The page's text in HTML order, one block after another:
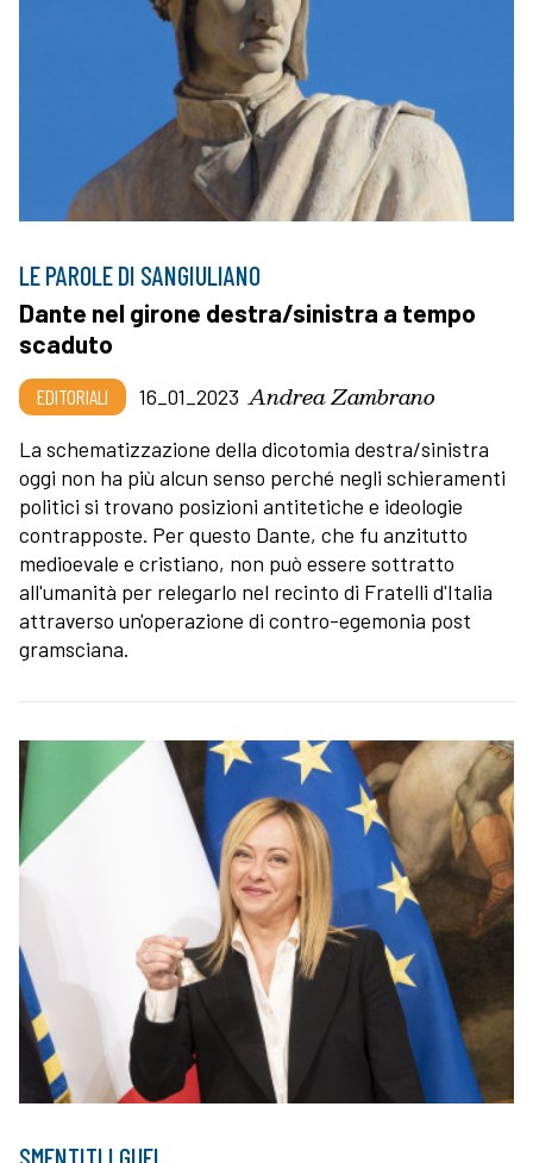
LE PAROLE DI SANGIULIANO
Dante nel girone destra/sinistra a tempo
scaduto
EDITORIALI 16_01_2023 Andrea Zambrano
La schematizzazione della dicotomia destra/sinistra
oggi non ha più alcun senso perché negli schieramenti
politici si trovano posizioni antitetiche e ideologie
contrapposte. Per questo Dante, che fu anzitutto
medioevale e cristiano, non può essere sottratto
all'umanità per relegarlo nel recinto di Fratelli d'Italia
attraverso un'operazione di contro-egemonia post
gramsciana.
SMENTITI I GUFI